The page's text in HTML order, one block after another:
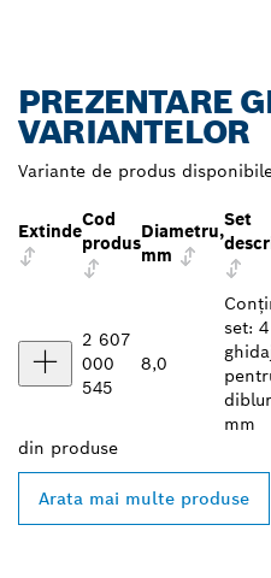
PREZENTARE
VARIANTELOR
Variante de produs
Extinde
Cod
produs
Diametru,
mm
Set
2 607
000
545
8,0
set: 4
mm
din produse
Arata mai multe produse